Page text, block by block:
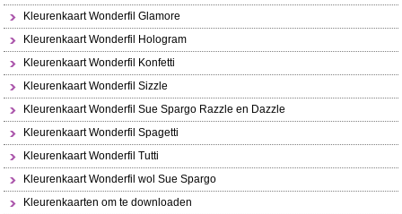
Kleurenkaart Wonderfil Glamore
Kleurenkaart Wonderfil Hologram
Kleurenkaart Wonderfil Konfetti
Kleurenkaart Wonderfil Sizzle
Kleurenkaart Wonderfil Sue Spargo Razzle en Dazzle
Kleurenkaart Wonderfil Spagetti
Kleurenkaart Wonderfil Tutti
Kleurenkaart Wonderfil wol Sue Spargo
Kleurenkaarten om te downloaden